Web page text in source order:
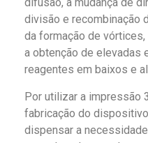
difusão, a mudança de
divisão e recombinação
da formação de
a obtenção de elevadas
reagentes em baixos e
Por utilizar a impressão
fabricação do
dispensar a